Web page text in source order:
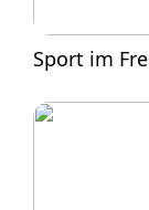
Sport im